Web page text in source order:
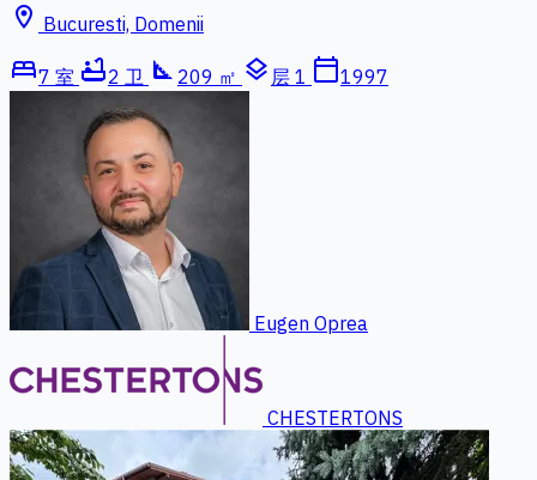
location_on Bucuresti, Domenii
bed7 室 bathtub2 卫 square_foot 209 ㎡ layers 层 1 calendar_today1997
Eugen Oprea
CHESTERTONS